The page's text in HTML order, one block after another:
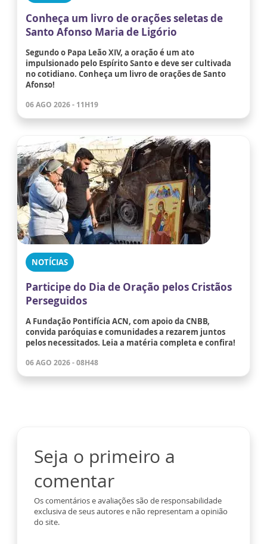
Conheça um livro de orações seletas de
Santo Afonso Maria de Ligório
Segundo o Papa Leão XIV, a oração é um ato
impulsionado pelo Espírito Santo e deve ser cultivada
no cotidiano. Conheça um livro de orações de Santo
Afonso!
06 AGO 2026 - 11H19
NOTÍCIAS
Participe do Dia de Oração pelos Cristãos
Perseguidos
A Fundação Pontifícia ACN, com apoio da CNBB,
convida paróquias e comunidades a rezarem juntos
pelos necessitados. Leia a matéria completa e confira!
06 AGO 2026 - 08H48
Seja o primeiro a
comentar
Os comentários e avaliações são de responsabilidade
exclusiva de seus autores e não representam a opinião
do site.